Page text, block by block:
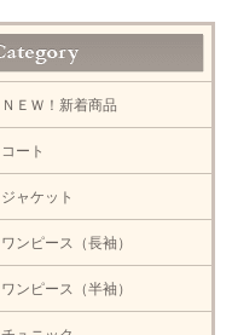
ＮＥＷ！新着商品
コート
ジャケット
ワンピース（長袖）
ワンピース（半袖）